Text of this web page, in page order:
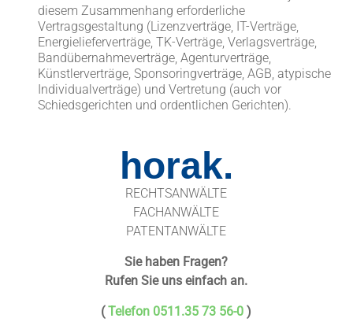
diesem Zusammenhang erforderliche
Vertragsgestaltung (Lizenzverträge, IT-Verträge,
Energielieferverträge, TK-Verträge, Verlagsverträge,
Bandübernahmeverträge, Agenturverträge,
Künstlerverträge, Sponsoringverträge, AGB, atypische
Individualverträge) und Vertretung (auch vor
Schiedsgerichten und ordentlichen Gerichten).
horak.
RECHTSANWÄLTE
FACHANWÄLTE
PATENTANWÄLTE
Sie haben Fragen?
Rufen Sie uns einfach an.
(Telefon 0511.35 73 56-0 )